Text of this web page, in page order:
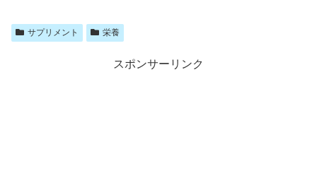
サプリメント 栄養
スポンサーリンク